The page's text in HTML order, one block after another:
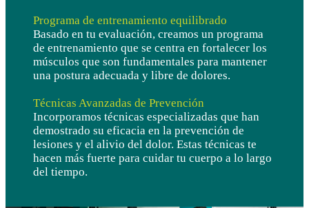
Programa de entrenamiento equilibrado
Basado en tu evaluación, creamos un programa
de entrenamiento que se centra en fortalecer los
músculos que son fundamentales para mantener
una postura adecuada y libre de dolores.
Técnicas Avanzadas de Prevención
Incorporamos técnicas especializadas que han
demostrado su eficacia en la prevención de
lesiones y el alivio del dolor. Estas técnicas te
hacen más fuerte para cuidar tu cuerpo a lo largo
del tiempo.